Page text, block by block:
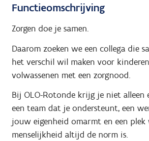
Functieomschrijving
Zorgen doe je samen.
Daarom zoeken we een collega die
het verschil wil maken voor
volwassenen met een zorgnood.
Bij OLO-Rotonde krijg je niet alleen
een team dat je ondersteunt, een
jouw eigenheid omarmt en een plek
menselijkheid altijd de norm is.